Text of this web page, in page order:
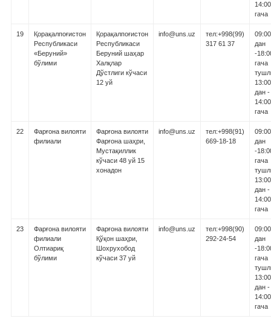
14:00
гача
19
Қорақалпоғистон
Республикаси
«Беруний»
бўлими
Қорақалпоғистон
Республикаси
Беруний шаҳар
Халқлар
Дўстлиги кўчаси
12 уй
info@uns.uz
тел:+998(99)
317 61 37
09:00
дан
-
гача
13:00
дан -
14:00
гача
22
Фарғона вилояти
филиали
Фарғона вилояти
Фарғона шаҳри,
Мустақиллик
кўчаси 48 уй 15
хонадон
info@uns.uz
тел:+998(91)
669-18-18
09:00
дан
-
гача
13:00
дан -
14:00
гача
23
Фарғона вилояти
филиали
Олтиариқ
бўлими
Фарғона вилояти
Қўқон шаҳри,
Шохрухобод
кўчаси 37 уй
info@uns.uz
тел:+998(90)
292-24-54
09:00
дан
-
гача
13:00
дан -
14:00
гача